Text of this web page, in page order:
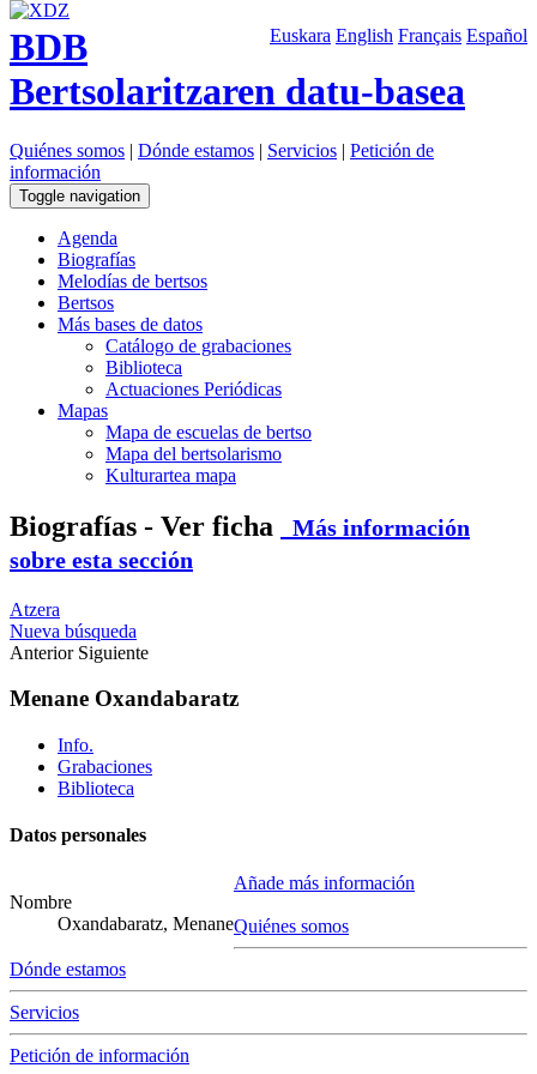
Euskara English Français Español
BDB
Bertsolaritzaren datu-basea
Quiénes somos | Dónde estamos | Servicios | Petición de
información
Toggle navigation
Agenda
Biografías
Melodías de bertsos
Bertsos
Más bases de datos
Catálogo de grabaciones
Biblioteca
Actuaciones Periódicas
Mapas
Mapa de escuelas de bertso
Mapa del bertsolarismo
Kulturartea mapa
Biografías - Ver ficha
Más información
sobre esta sección
Atzera
Nueva búsqueda
Anterior Siguiente
Menane Oxandabaratz
Info.
Grabaciones
Biblioteca
Datos personales
Nombre
Oxandabaratz, Menane
Añade más información
Quiénes somos
Dónde estamos
Servicios
Petición de información